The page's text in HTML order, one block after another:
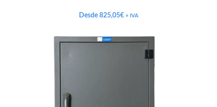
Desde825,05€ + IVA